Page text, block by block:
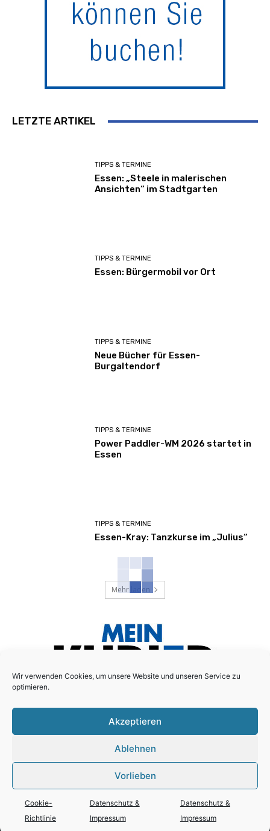
Wir verwenden Cookies, um unsere Website und unseren Service zu
optimieren.
Akzeptieren
Ablehnen
Vorlieben
Cookie-
Richtlinie
Datenschutz &
Impressum
Datenschutz &
Impressum
LETZTE ARTIKEL
TIPPS & TERMINE
Essen: „Steele in malerischen
Ansichten“ im Stadtgarten
TIPPS & TERMINE
Essen: Bürgermobil vor Ort
TIPPS & TERMINE
Neue Bücher für Essen-
Burgaltendorf
TIPPS & TERMINE
Power Paddler-WM 2026 startet in
Essen
TIPPS & TERMINE
Essen-Kray: Tanzkurse im „Julius“
Mehr laden
Schreiben Sie uns:redaktion@mein-kurier.ruhr
© Copyright - LC Medien GmbH
Datenschutz & Impressum
Cookie-Richtlinie (EU)